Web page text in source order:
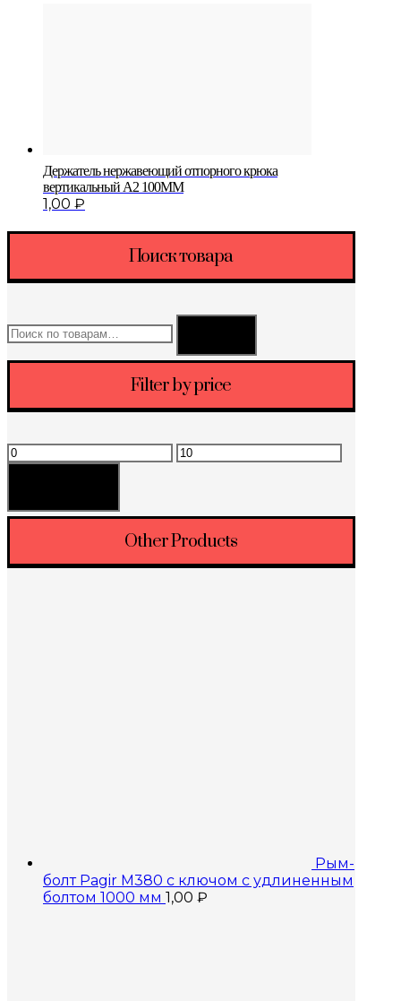
Держатель нержавеющий отпорного крюка
вертикальный A2 100MM
1,00 ₽
Поиск товара
Искать:
Filter by price
Минимальная
цена
Максимальная
Other Products
Рым-
болт Pagir M380 с ключом с удлиненным
болтом 1000 мм 1,00 ₽